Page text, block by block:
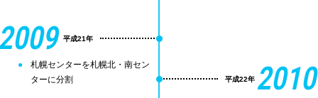
平成21年
札幌センターを札幌北・南セン
ターに分割
2010
平成22年